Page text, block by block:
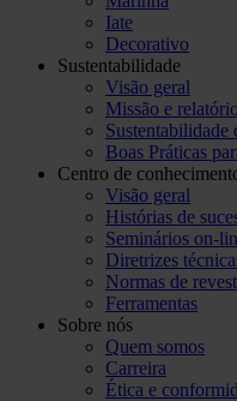
Iate
Decorativo
Sustentabilidade
Visão geral
Missão e
Sustentabilidade
Boas Práticas
Centro de
Visão geral
Histórias de
Seminários on-
Diretrizes
Normas de
Ferramentas
Sobre nós
Quem somos
Carreira
Ética e